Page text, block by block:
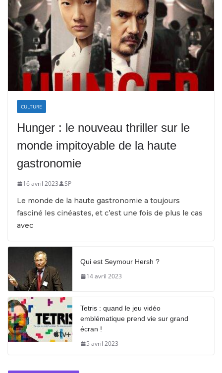
CULTURE
Hunger : le nouveau thriller sur le
monde impitoyable de la haute
gastronomie
16 avril 2023 SP
Le monde de la haute gastronomie a toujours
fasciné les cinéastes, et c’est une fois de plus le cas
avec
Qui est Seymour Hersh ?
14 avril 2023
Tetris : quand le jeu vidéo
emblématique prend vie sur grand
écran !
5 avril 2023